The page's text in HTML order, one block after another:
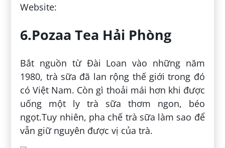
Website:
6.Pozaa Tea Hải Phòng
Bắt nguồn từ Đài Loan vào những năm
1980, trà sữa đã lan rộng thế giới trong đó
có Việt Nam. Còn gì thoải mái hơn khi được
uống một ly trà sữa thơm ngon, béo
ngọt.Tuy nhiên, pha chế trà sữa làm sao để
vẫn giữ nguyên được vị của trà.